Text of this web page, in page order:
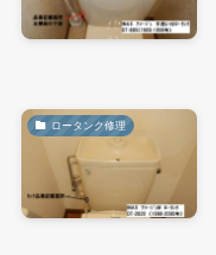
ロータンク修理